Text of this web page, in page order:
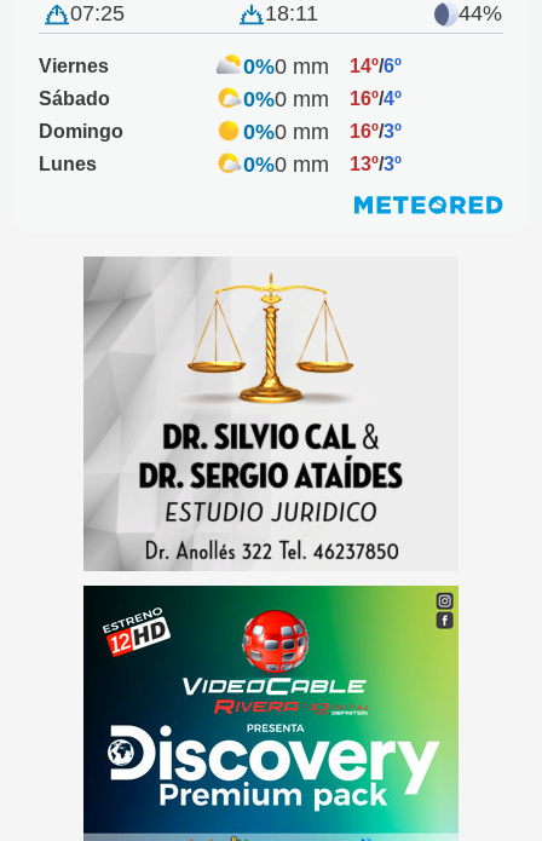
07:25 18:11 44%
Viernes 0%0 mm 14º/6º
Sábado
0%0 mm 16º/4º
Domingo
0%0 mm 16º/3º
Lunes
0%0 mm 13º/3º